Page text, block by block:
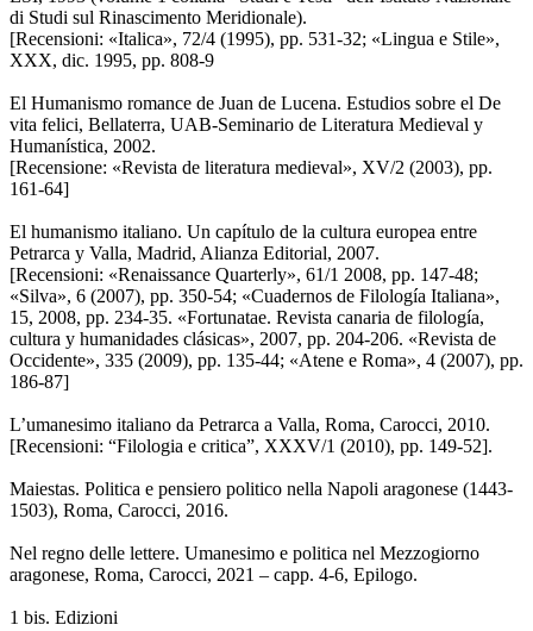
di Studi sul Rinascimento Meridionale).
[Recensioni: «Italica», 72/4 (1995), pp. 531-32; «Lingua e Stile»,
XXX, dic. 1995, pp. 808-9
El Humanismo romance de Juan de Lucena. Estudios sobre el De
vita felici, Bellaterra, UAB-Seminario de Literatura Medieval y
Humanística, 2002.
[Recensione: «Revista de literatura medieval», XV/2 (2003), pp.
161-64]
El humanismo italiano. Un capítulo de la cultura europea entre
Petrarca y Valla, Madrid, Alianza Editorial, 2007.
[Recensioni: «Renaissance Quarterly», 61/1 2008, pp. 147-48;
«Silva», 6 (2007), pp. 350-54; «Cuadernos de Filología Italiana»,
15, 2008, pp. 234-35. «Fortunatae. Revista canaria de filología,
cultura y humanidades clásicas», 2007, pp. 204-206. «Revista de
Occidente», 335 (2009), pp. 135-44; «Atene e Roma», 4 (2007), pp.
186-87]
L’umanesimo italiano da Petrarca a Valla, Roma, Carocci, 2010.
[Recensioni: “Filologia e critica”, XXXV/1 (2010), pp. 149-52].
Maiestas. Politica e pensiero politico nella Napoli aragonese (1443-
1503), Roma, Carocci, 2016.
Nel regno delle lettere. Umanesimo e politica nel Mezzogiorno
aragonese, Roma, Carocci, 2021 – capp. 4-6, Epilogo.
1 bis. Edizioni